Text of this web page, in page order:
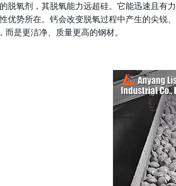
脱氧剂，其脱氧能力远超硅。它能迅速且有
优势所在。钙会改变脱氧过程中产生的尖锐
是更洁净、质量更高的钢材。